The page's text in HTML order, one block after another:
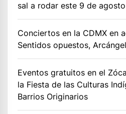
sal a rodar este 9 de agosto
Conciertos en la CDMX en
Sentidos opuestos,
Eventos gratuitos en el
la Fiesta de las Culturas
Barrios Originarios